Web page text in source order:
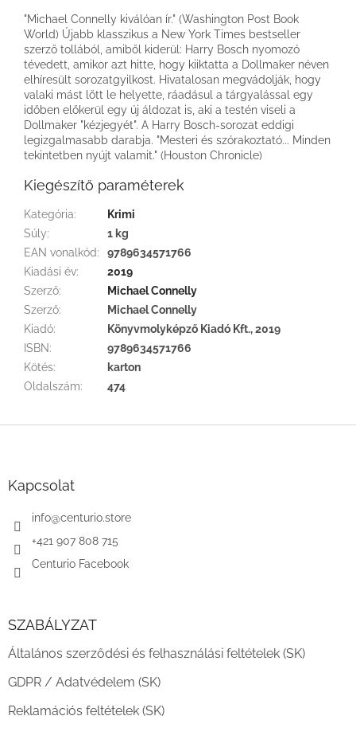
"Michael Connelly kiválóan ír." (Washington Post Book
World) Újabb klasszikus a New York Times bestseller
szerző tollából, amiből kiderül: Harry Bosch nyomozó
tévedett, amikor azt hitte, hogy kiiktatta a Dollmaker néven
elhíresült sorozatgyilkost. Hivatalosan megvádolják, hogy
valaki mást lőtt le helyette, ráadásul a tárgyalással egy
időben előkerül egy új áldozat is, aki a testén viseli a
Dollmaker "kézjegyét". A Harry Bosch-sorozat eddigi
legizgalmasabb darabja. "Mesteri és szórakoztató... Minden
tekintetben nyújt valamit." (Houston Chronicle)
Kiegészítő paraméterek
Kategória:
Krimi
Súly:
1 kg
EAN vonalkód:
9789634571766
Kiadási év:
2019
Szerző:
Michael Connelly
Szerző:
Michael Connelly
Kiadó:
Könyvmolyképző Kiadó Kft., 2019
ISBN:
9789634571766
Kötés:
karton
Oldalszám: 474
Kapcsolat
info@centurio.store
+421 907 808 715
Centurio Facebook
SZABÁLYZAT
Általános szerződési és felhasználási feltételek (SK)
GDPR / Adatvédelem (SK)
Reklamációs feltételek (SK)